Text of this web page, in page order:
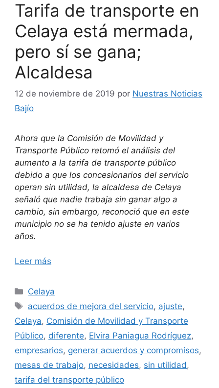
Tarifa de transporte en
Celaya está mermada,
pero sí se gana;
Alcaldesa
12 de noviembre de 2019 por Nuestras Noticias
Bajío
Ahora que la Comisión de Movilidad y
Transporte Público retomó el análisis del
aumento a la tarifa de transporte público
debido a que los concesionarios del servicio
operan sin utilidad, la alcaldesa de Celaya
señaló que nadie trabaja sin ganar algo a
cambio, sin embargo, reconoció que en este
municipio no se ha tenido ajuste en varios
años.
Leer más
Categorías
Celaya
Etiquetas
acuerdos de mejora del servicio, ajuste,
Celaya, Comisión de Movilidad y Transporte
Público, diferente, Elvira Paniagua Rodríguez,
empresarios, generar acuerdos y compromisos,
mesas de trabajo, necesidades, sin utilidad ,
tarifa del transporte público